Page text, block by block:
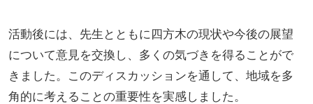
活動後には、先生とともに四方木の現状や今後の展望
について意見を交換し、多くの気づきを得ることがで
きました。このディスカッションを通して、地域を多
角的に考えることの重要性を実感しました。